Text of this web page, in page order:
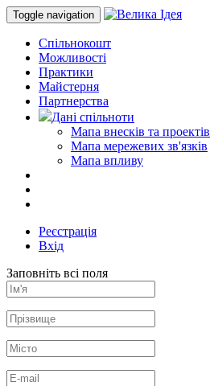
Toggle navigation
Спільнокошт
Можливості
Практики
Майстерня
Партнерства
Дані спільноти
Мапа внесків та проектів
Мапа мережевих зв'язків
Мапа впливу
Реєстрація
Вхід
Заповніть всі поля